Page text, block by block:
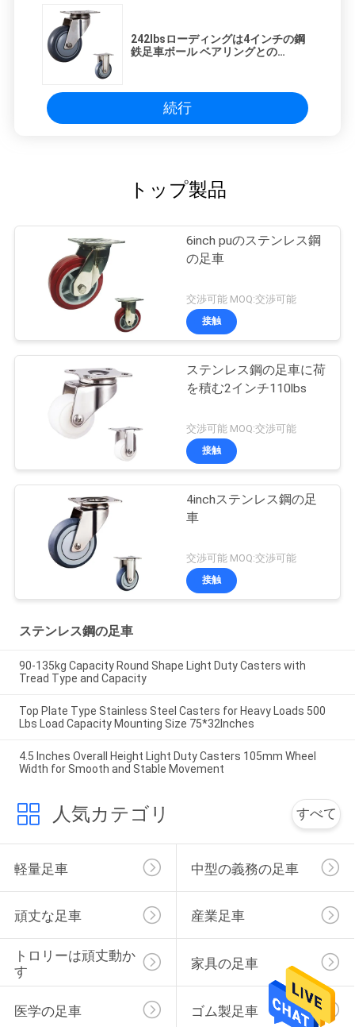
242lbsローディングは4インチの鋼
鉄足車ボール ベアリングとの
続行
トップ製品
6inch puのステンレス鋼
の足車
交渉可能 MOQ:交渉可能
接触
ステンレス鋼の足車に荷
を積む2インチ110lbs
交渉可能 MOQ:交渉可能
接触
4inchステンレス鋼の足
車
交渉可能 MOQ:交渉可能
接触
ステンレス鋼の足車
90-135kg Capacity Round Shape Light Duty Casters with
Tread Type and Capacity
Top Plate Type Stainless Steel Casters for Heavy Loads 500
Lbs Load Capacity Mounting Size 75*32Inches
4.5 Inches Overall Height Light Duty Casters 105mm Wheel
Width for Smooth and Stable Movement
人気カテゴリ すべて
軽量足車 中型の義務の足車
頑丈な足車 産業足車
トロリーは頑丈動か
す
家具の足車
医学の足車 ゴム製足車